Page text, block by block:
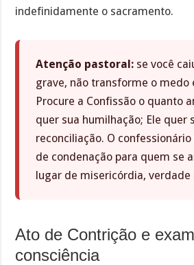
indefinidamente o sacramento.
Atenção pastoral: se você
grave, não transforme o medo
Procure a Confissão o quanto
quer sua humilhação; Ele quer
reconciliação. O
de condenação para quem se
lugar de misericórdia, verdade
Ato de Contrição e
consciência